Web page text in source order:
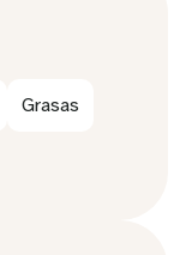
Grasas